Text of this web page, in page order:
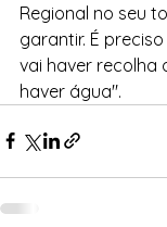
Regional no seu
garantir. É
vai haver recolha
haver água".